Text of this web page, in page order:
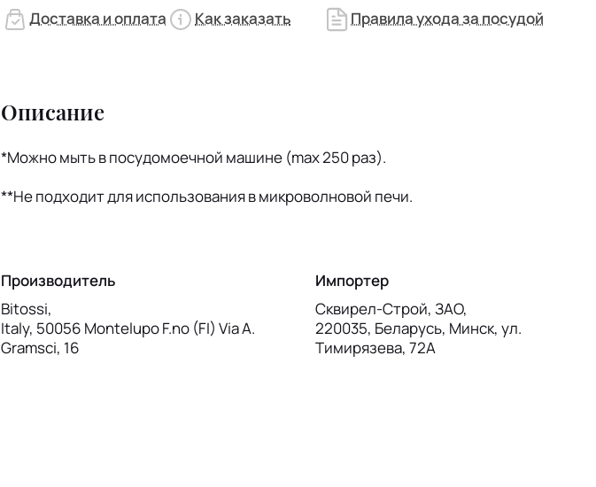
Доставка и оплата Как заказать Правила ухода за посудой
Описание
*Можно мыть в посудомоечной машине (max 250 раз).
**Не подходит для использования в микроволновой печи.
Производитель
Bitossi,
Italy, 50056 Montelupo F.no (FI) Via A.
Gramsci, 16
Импортер
Сквирел-Строй, ЗАО,
220035, Беларусь, Минск, ул.
Тимирязева, 72А